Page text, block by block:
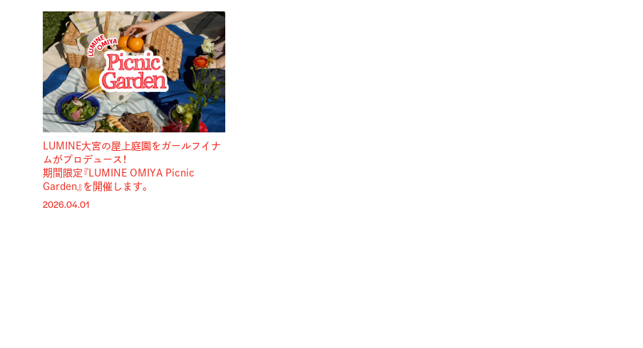
LUMINE大宮の屋上庭園をガールフイナ
ムがプロデュース！
期間限定『LUMINE OMIYA Picnic
Garden』を開催します。
2026.04.01